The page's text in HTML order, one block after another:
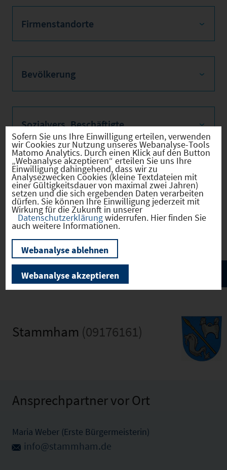
Firmenstandorte
Bevölkerung
Sozialvers. Beschäftigte
Verkehrsinfrastruktur
Kommunale Infrastruktur
Stammham (09176161)
Ansprechpartner vor Ort
Maria Weber (Erste Bürgermeisterin)
info@stammham.de
Sofern Sie uns Ihre Einwilligung erteilen, verwenden
wir Cookies zur Nutzung unseres Webanalyse-Tools
Matomo Analytics. Durch einen Klick auf den Button
„Webanalyse akzeptieren“ erteilen Sie uns Ihre
Einwilligung dahingehend, dass wir zu
Analysezwecken Cookies (kleine Textdateien mit
einer Gültigkeitsdauer von maximal zwei Jahren)
setzen und die sich ergebenden Daten verarbeiten
dürfen. Sie können Ihre Einwilligung jederzeit mit
Wirkung für die Zukunft in unserer
Datenschutzerklärungwiderrufen. Hier finden Sie
auch weitere Informationen.
Webanalyse ablehnen
Webanalyse akzeptieren